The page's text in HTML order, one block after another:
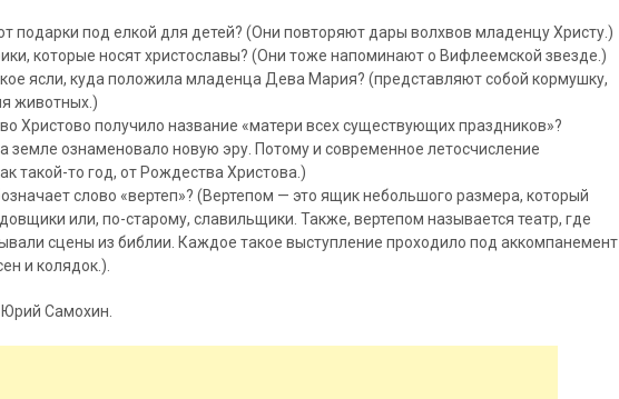
подарки под елкой для детей? (Они повторяют дары волхвов младенцу Христу.)
которые носят христославы? (Они тоже напоминают о Вифлеемской звезде.)
ясли, куда положила младенца Дева Мария? (представляют собой кормушку,
животных.)
Христово получило название «матери всех существующих праздников»?
земле ознаменовало новую эру. Потому и современное летосчисление
такой-то год, от Рождества Христова.)
слово «вертеп»? (Вертепом — это ящик небольшого размера, который
или, по-старому, славильщики. Также, вертепом называется театр, где
сцены из библии. Каждое такое выступление проходило под аккомпанемент
и колядок.).
Самохин.